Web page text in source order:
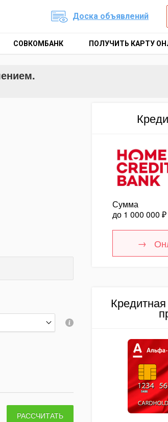
Доска объявлений
СОВКОМБАНК ПОЛУЧИТЬ КАРТУ
Сумма
до 1 000 000 ₽